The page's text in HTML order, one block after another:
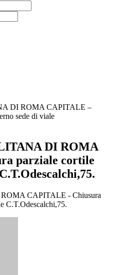
DI ROMA CAPITALE –
sede di viale
DI ROMA
parziale cortile
CAPITALE - Chiusura
C.T.Odescalchi,75.